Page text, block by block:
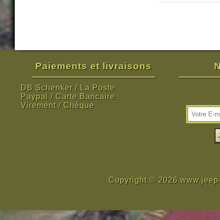
Paiements et livraisons
DB Schenker / La Poste
Paypal / Carte Bancaire
Virement / Chèque
Copyright © 2026